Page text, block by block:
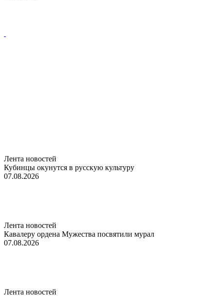
Лента новостей
Кубинцы окунутся в русскую культуру
07.08.2026
Лента новостей
Кавалеру ордена Мужества посвятили мурал
07.08.2026
Лента новостей